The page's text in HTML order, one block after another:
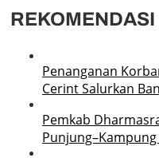
REKOMENDASI
Penanganan
Cerint Salurkan
Pemkab